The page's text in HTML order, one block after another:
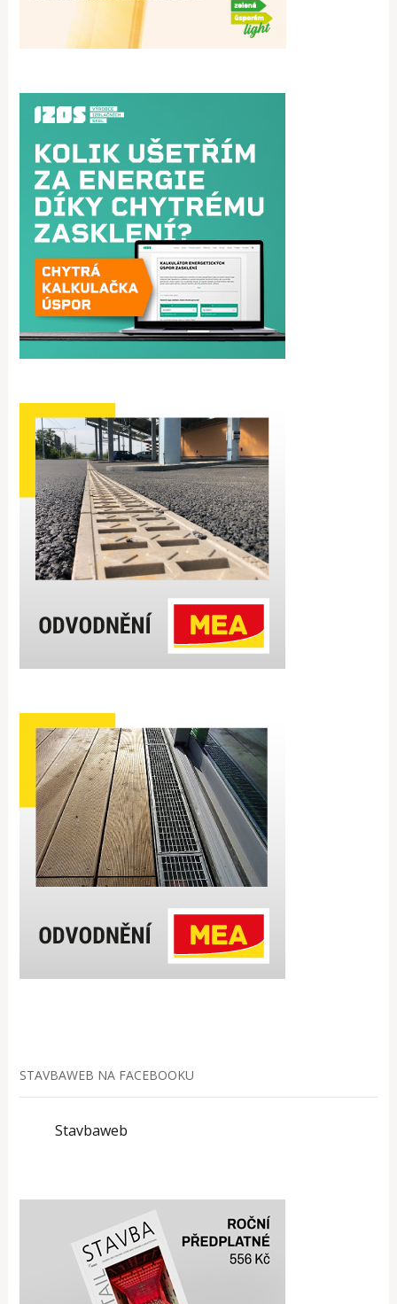
STAVBAWEB NA FACEBOOKU
Stavbaweb